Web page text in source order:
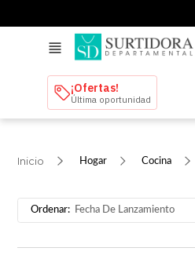
¡Ofertas!
Última oportunidad
Hogar Cocina
Fecha De Lanzamiento